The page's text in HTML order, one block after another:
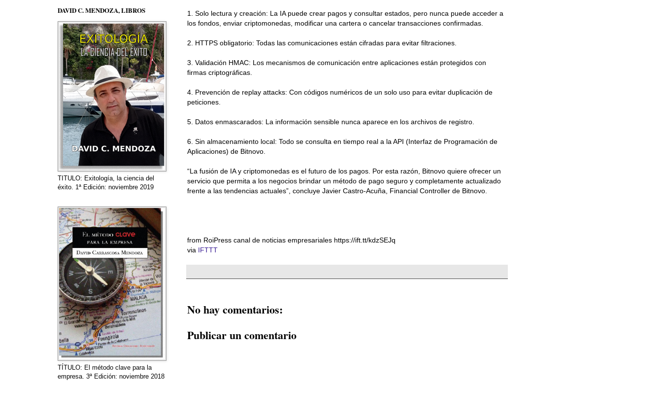
1. Solo lectura y creación: La IA puede crear pagos y consultar estados, pero nunca puede acceder a
los fondos, enviar criptomonedas, modificar una cartera o cancelar transacciones confirmadas.
2. HTTPS obligatorio: Todas las comunicaciones están cifradas para evitar filtraciones.
3. Validación HMAC: Los mecanismos de comunicación entre aplicaciones están protegidos con
firmas criptográficas.
4. Prevención de replay attacks: Con códigos numéricos de un solo uso para evitar duplicación de
peticiones.
5. Datos enmascarados: La información sensible nunca aparece en los archivos de registro.
6. Sin almacenamiento local: Todo se consulta en tiempo real a la API (Interfaz de Programación de
Aplicaciones) de Bitnovo.
“La fusión de IA y criptomonedas es el futuro de los pagos. Por esta razón, Bitnovo quiere ofrecer un
servicio que permita a los negocios brindar un método de pago seguro y completamente actualizado
frente a las tendencias actuales”, concluye Javier Castro-Acuña, Financial Controller de Bitnovo.
from RoiPress canal de noticias empresariales https://ift.tt/kdzSEJq
via IFTTT
No hay comentarios:
Publicar un comentario
DAVID C. MENDOZA, LIBROS
TITULO: Exitología, la ciencia del
éxito. 1ª Edición: noviembre 2019
TÍTULO: El método clave para la
empresa. 3ª Edición: noviembre 2018